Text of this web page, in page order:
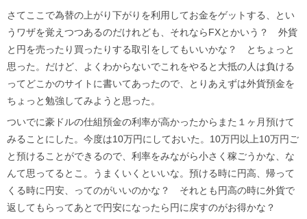
さてここで為替の上がり下がりを利用してお金をゲットする、とい
うワザを覚えつつあるのだけれども、それならFXとかいう？ 外貨
と円を売ったり買ったりする取引をしてもいいかな？ とちょっと
思った。だけど、よくわからないでこれをやると大抵の人は負ける
ってどこかのサイトに書いてあったので、とりあえずは外貨預金を
ちょっと勉強してみようと思った。
ついでに豪ドルの仕組預金の利率が高かったからまた１ヶ月預けて
みることにした。今度は10万円にしておいた。10万円以上10万円ご
と預けることができるので、利率をみながら小さく稼ごうかな、な
んて思ってるとこ。うまくいくといいな。預ける時に円高、帰って
くる時に円安、ってのがいいのかな？ それとも円高の時に外貨で
返してもらってあとで円安になったら円に戻すのがお得かな？